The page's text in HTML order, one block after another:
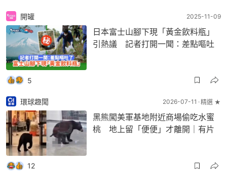
開罐 2025-11-09
日本富士山腳下現「黃金飲料瓶」
引熱議 記者打開一聞：差點嘔吐
5
環球趣聞 2026-07-11 精選 ★
黑熊闖美軍基地附近商場偷吃水蜜
桃 地上留「便便」才離開｜有片
12